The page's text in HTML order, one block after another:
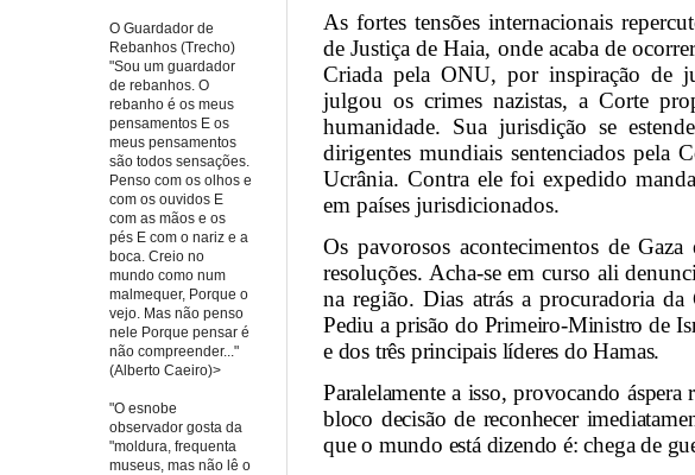
As fortes tensões internacionais
de Justiça de Haia, onde acaba de
Criada pela ONU, por inspiração de
julgou os crimes nazistas, a Corte
humanidade. Sua jurisdição se
dirigentes mundiais sentenciados pela
Ucrânia. Contra ele foi expedido
em países jurisdicionados.
Os pavorosos acontecimentos de
resoluções. Acha-se em curso ali
na região. Dias atrás a procuradoria
Pediu a prisão do Primeiro-Ministro de
e dos três principais líderes do Hamas.
Paralelamente a isso, provocando áspera
bloco decisão de reconhecer
que o mundo está dizendo é: chega de
O Guardador de
Rebanhos (Trecho)
"Sou um guardador
de rebanhos. O
rebanho é os meus
pensamentos E os
meus pensamentos
são todos sensações.
Penso com os olhos e
com os ouvidos E
com as mãos e os
pés E com o nariz e a
boca. Creio no
mundo como num
malmequer, Porque o
vejo. Mas não penso
nele Porque pensar é
não compreender..."
(Alberto Caeiro)>
"O esnobe
observador gosta da
"moldura, frequenta
museus, mas não lê o